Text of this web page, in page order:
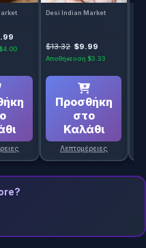
Desi Indian Market
$13.32 $9.99
Αποθήκευση $3.33
Προσθήκη
στο
Καλάθι
Λεπτομέρειες